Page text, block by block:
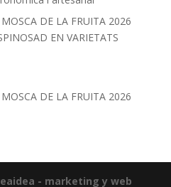
DE LA FRUITA 2026
EN VARIETATS
DE LA FRUITA 2026
- marketing y web